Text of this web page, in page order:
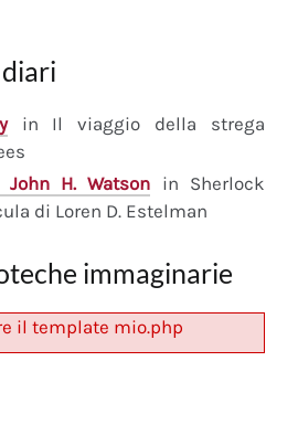
in Il viaggio della strega
H. Watson in Sherlock
di Loren D. Estelman
immaginarie
il template mio.php